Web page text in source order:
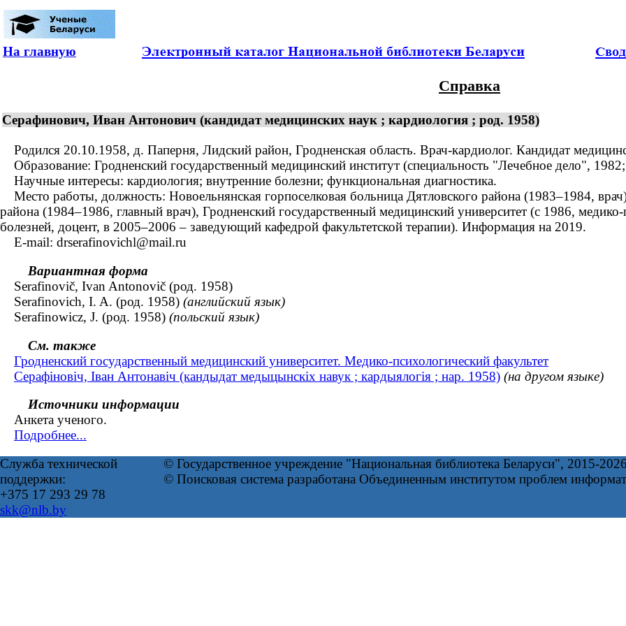
На главную
Справка
Серафинович, Иван Антонович (кандидат медицинских наук ; кардиология ; род. 1958)
Родился 20.10.1958, д. Паперня, Лидский район, Гродненская область. Врач-кардиолог. Кандидат
Образование: Гродненский государственный медицинский институт (специальность "Лечебное дело",
Научные интересы: кардиология; внутренние болезни; функциональная диагностика.
Место работы, должность: Новоельнянская горпоселковая больница Дятловского района (1983–1984,
района (1984–1986, главный врач), Гродненский государственный медицинский университет (с 1986,
болезней, доцент, в 2005–2006 – заведующий кафедрой факультетской терапии). Информация на 2019.
E-mail: drserafinovichl@mail.ru
Вариантная форма
Serafinovič, Ivan Antonovič (род. 1958)
Serafinovich, I. A. (род. 1958) (английский язык)
Serafinowicz, J. (род. 1958) (польский язык)
См. также
Гродненский государственный медицинский университет. Медико-психологический факультет
Серафіновіч, Іван Антонавіч (кандыдат медыцынскіх навук ; кардыялогія ; нар. 1958) (на другом языке)
Источники информации
Анкета ученого.
Подробнее...
Служба технической
поддержки:
+375 17 293 29 78
skk@nlb.by
© Государственное учреждение "Национальная библиотека Беларуси", 2015-2026
© Поисковая система разработана Объединенным институтом проблем